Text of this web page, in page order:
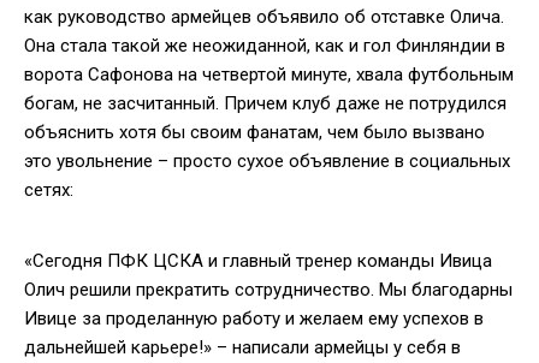
как руководство армейцев объявило об отставке Олича.
Она стала такой же неожиданной, как и гол Финляндии в
ворота Сафонова на четвертой минуте, хвала футбольным
богам, не засчитанный. Причем клуб даже не потрудился
объяснить хотя бы своим фанатам, чем было вызвано
это увольнение – просто сухое объявление в социальных
сетях:
«Сегодня ПФК ЦСКА и главный тренер команды Ивица
Олич решили прекратить сотрудничество. Мы благодарны
Ивице за проделанную работу и желаем ему успехов в
дальнейшей карьере!» – написали армейцы у себя в